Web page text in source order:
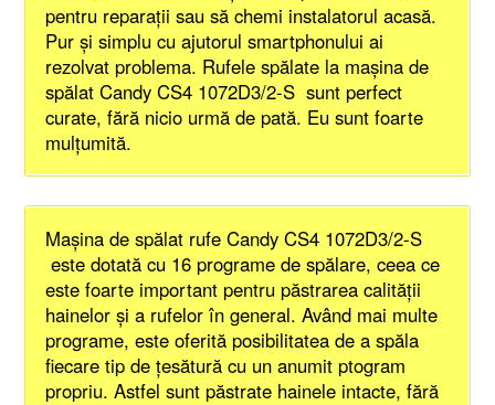
pentru reparaţii sau să chemi instalatorul acasă.
Pur şi simplu cu ajutorul smartphonului ai
rezolvat problema. Rufele spălate la maşina de
spălat Candy CS4 1072D3/2-S sunt perfect
curate, fără nicio urmă de pată. Eu sunt foarte
mulţumită.
Maşina de spălat rufe Candy CS4 1072D3/2-S
este dotată cu 16 programe de spălare, ceea ce
este foarte important pentru păstrarea calităţii
hainelor şi a rufelor în general. Având mai multe
programe, este oferită posibilitatea de a spăla
fiecare tip de ţesătură cu un anumit ptogram
propriu. Astfel sunt păstrate hainele intacte, fără